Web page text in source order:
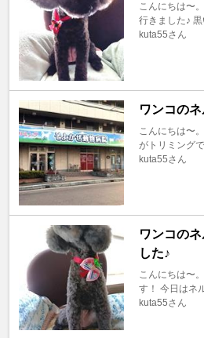
こんにちは〜
行きました♪ 黒
kuta55さん
ワンコの
こんにちは〜
がトリミング
kuta55さん
ワンコの
した♪
こんにちは〜
す！ 今日はネ
kuta55さん